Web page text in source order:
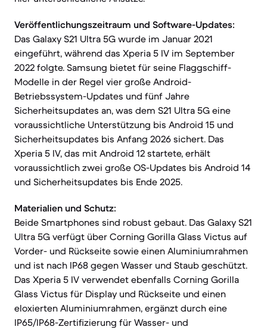
Veröffentlichungszeitraum und Software-Updates:
Das Galaxy S21 Ultra 5G wurde im Januar 2021
eingeführt, während das Xperia 5 IV im September
2022 folgte. Samsung bietet für seine Flaggschiff-
Modelle in der Regel vier große Android-
Betriebssystem-Updates und fünf Jahre
Sicherheitsupdates an, was dem S21 Ultra 5G eine
voraussichtliche Unterstützung bis Android 15 und
Sicherheitsupdates bis Anfang 2026 sichert. Das
Xperia 5 IV, das mit Android 12 startete, erhält
voraussichtlich zwei große OS-Updates bis Android 14
und Sicherheitsupdates bis Ende 2025.
Materialien und Schutz:
Beide Smartphones sind robust gebaut. Das Galaxy S21
Ultra 5G verfügt über Corning Gorilla Glass Victus auf
Vorder- und Rückseite sowie einen Aluminiumrahmen
und ist nach IP68 gegen Wasser und Staub geschützt.
Das Xperia 5 IV verwendet ebenfalls Corning Gorilla
Glass Victus für Display und Rückseite und einen
eloxierten Aluminiumrahmen, ergänzt durch eine
IP65/IP68-Zertifizierung für Wasser- und